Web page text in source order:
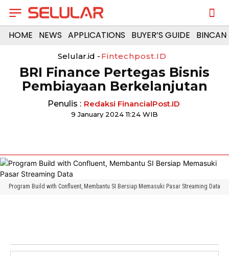
HOME NEWS APPLICATIONS BUYER’S GUIDE
Selular.id - Fintechpost.ID
BRI Finance Pertegas Bisnis
Pembiayaan Berkelanjutan
Penulis : Redaksi FinancialPost.ID
9 January 2024 11:24 WIB
Program Build with Confluent, Membantu SI Bersiap Memasuki Pasar Streaming Data